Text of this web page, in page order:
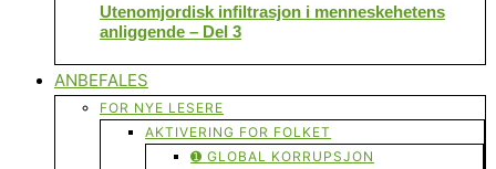
Utenomjordisk infiltrasjon i menneskehetens
anliggende – Del 3
ANBEFALES
FOR NYE LESERE
AKTIVERING FOR FOLKET
➊ GLOBAL KORRUPSJON